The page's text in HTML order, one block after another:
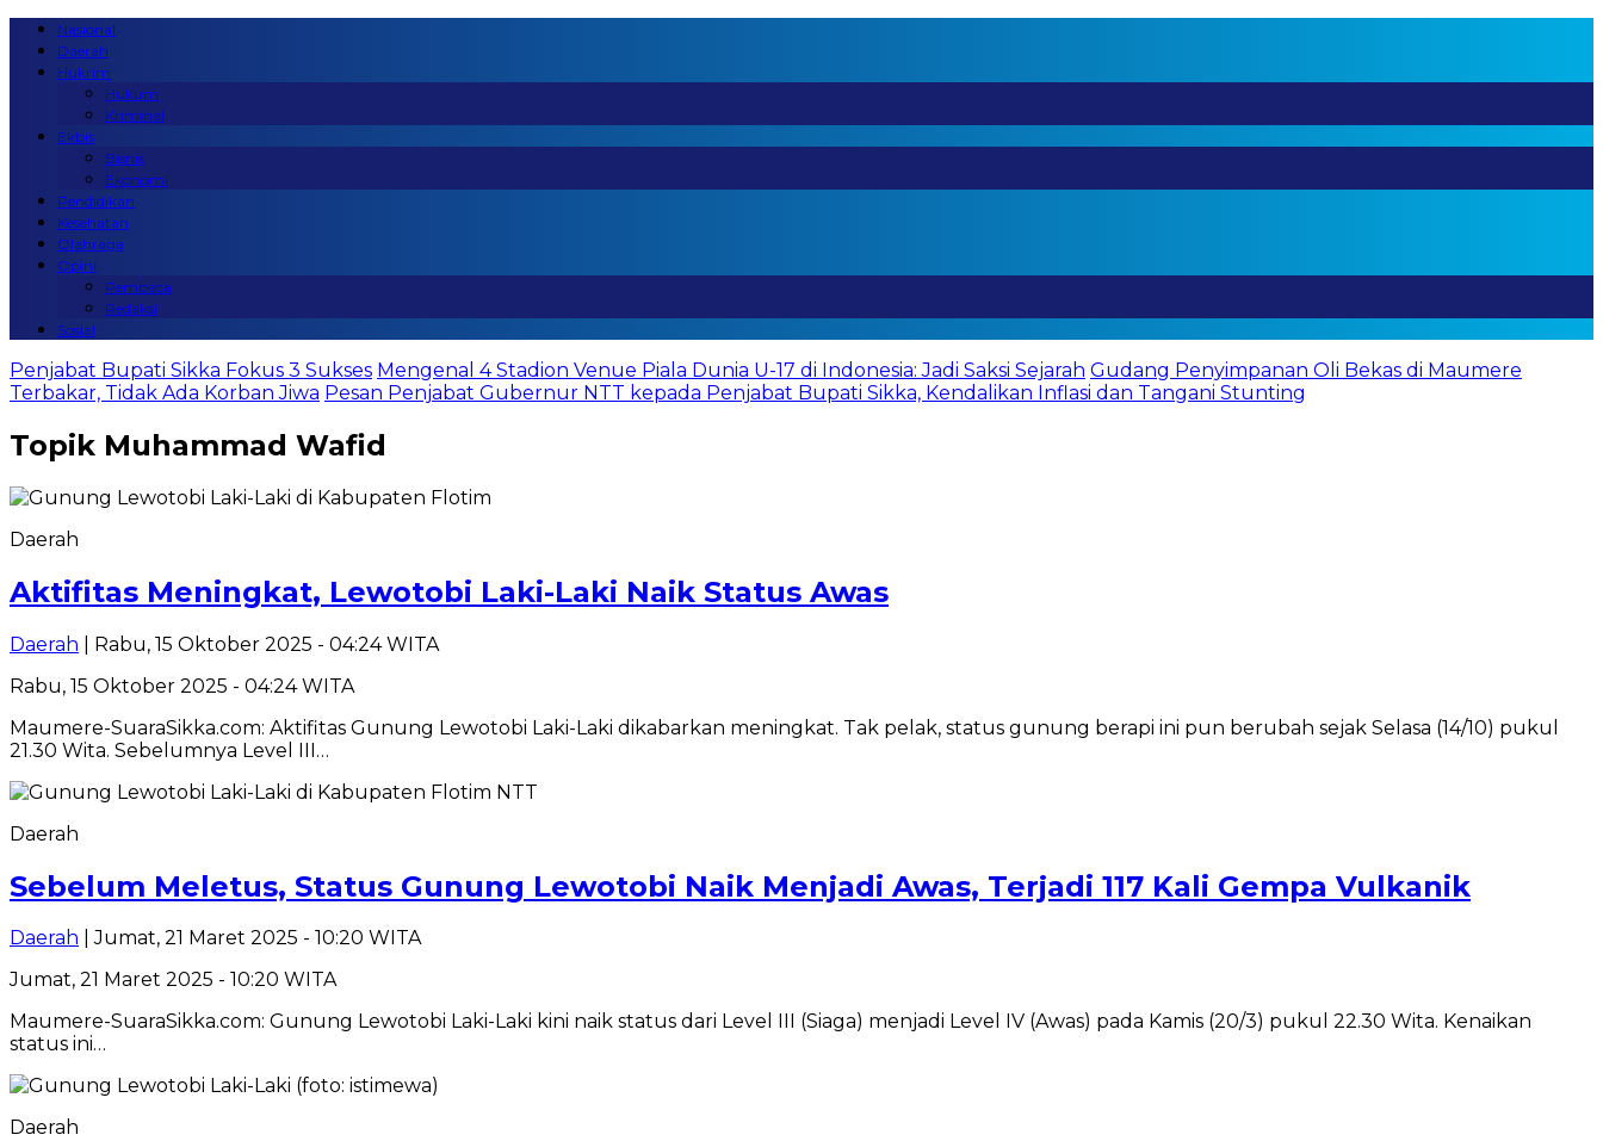
Nasional
Daerah
Hukrim
Hukum
Kriminal
Ekbis
Bisnis
Ekonomi
Pendidikan
Kesehatan
Olahraga
Opini
Pembaca
Redaksi
Sosial
Penjabat Bupati Sikka Fokus 3 Sukses Mengenal 4 Stadion Venue Piala Dunia U-17 di Indonesia: Jadi Saksi Sejarah Gudang Penyimpanan Oli Bekas di Maumere
Terbakar, Tidak Ada Korban Jiwa Pesan Penjabat Gubernur NTT kepada Penjabat Bupati Sikka, Kendalikan Inflasi dan Tangani Stunting
Topik Muhammad Wafid
Daerah
Aktifitas Meningkat, Lewotobi Laki-Laki Naik Status Awas
Daerah | Rabu, 15 Oktober 2025 - 04:24 WITA
Rabu, 15 Oktober 2025 - 04:24 WITA
Maumere-SuaraSikka.com: Aktifitas Gunung Lewotobi Laki-Laki dikabarkan meningkat. Tak pelak, status gunung berapi ini pun berubah sejak Selasa (14/10) pukul
21.30 Wita. Sebelumnya Level III…
Daerah
Sebelum Meletus, Status Gunung Lewotobi Naik Menjadi Awas, Terjadi 117 Kali Gempa Vulkanik
Daerah | Jumat, 21 Maret 2025 - 10:20 WITA
Jumat, 21 Maret 2025 - 10:20 WITA
Maumere-SuaraSikka.com: Gunung Lewotobi Laki-Laki kini naik status dari Level III (Siaga) menjadi Level IV (Awas) pada Kamis (20/3) pukul 22.30 Wita. Kenaikan
status ini…
Daerah